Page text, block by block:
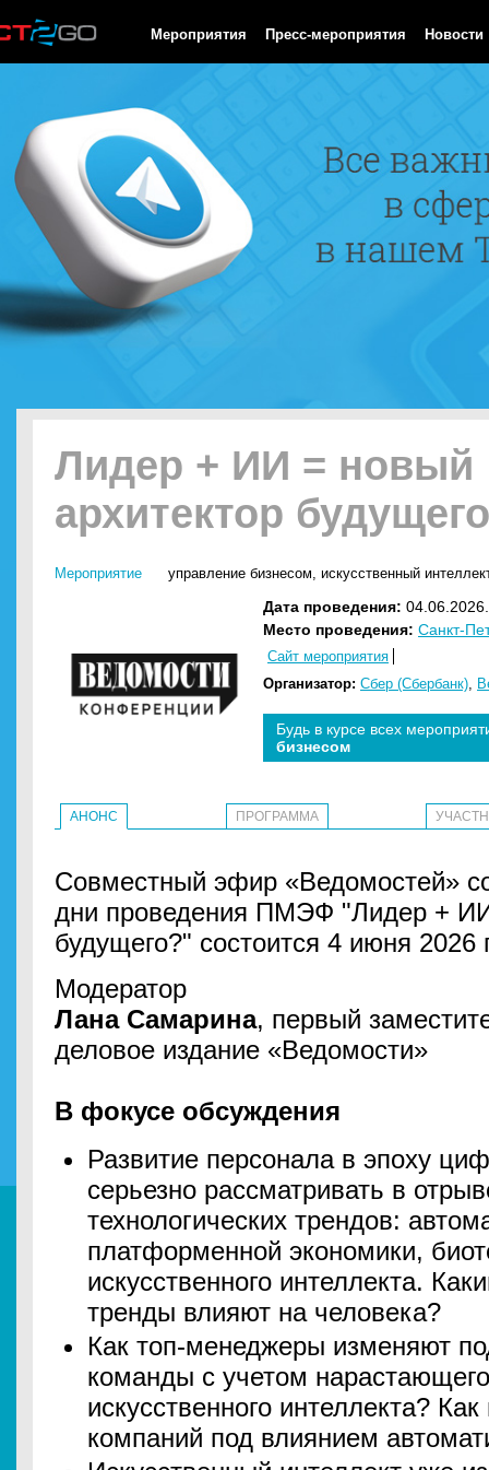
Мероприятия Пресс-мероприятия Новости
Лидер + ИИ = новый
архитектор
Мероприятие управление бизнесом, искусственный
Дата проведения:
Место проведения: Санкт-
Сайт мероприятия
Организатор: Сбер (Сбербанк),
Будь в курсе всех
бизнесом
АНОНС ПРОГРАММА
Совместный эфир «Ведомостей»
дни проведения ПМЭФ "Лидер +
будущего?" состоится 4 июня 2026
Модератор
Лана Самарина, первый
деловое издание «Ведомости»
В фокусе обсуждения
Развитие персонала в эпоху
серьезно рассматривать в
технологических трендов:
платформенной экономики,
искусственного интеллекта.
тренды влияют на человека?
Как топ-менеджеры изменяют
команды с учетом
искусственного интеллекта?
компаний под влиянием